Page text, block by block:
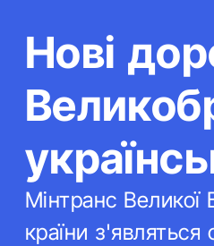
Нові
Мінтранс Великої
країни